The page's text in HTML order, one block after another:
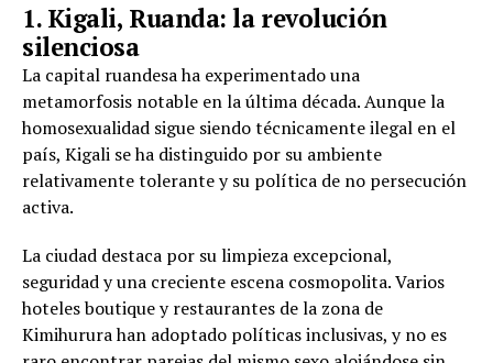
1. Kigali, Ruanda: la revolución
silenciosa
La capital ruandesa ha experimentado una
metamorfosis notable en la última década. Aunque la
homosexualidad sigue siendo técnicamente ilegal en el
país, Kigali se ha distinguido por su ambiente
relativamente tolerante y su política de no persecución
activa.
La ciudad destaca por su limpieza excepcional,
seguridad y una creciente escena cosmopolita. Varios
hoteles boutique y restaurantes de la zona de
Kimihurura han adoptado políticas inclusivas, y no es